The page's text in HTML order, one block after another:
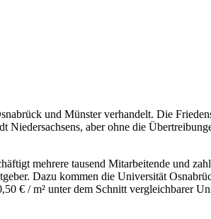
und Münster verhandelt. Die
aber ohne die
mehrere tausend Mitarbeitende und
Dazu kommen die Universität
€ / m² unter dem Schnitt vergleichbarer